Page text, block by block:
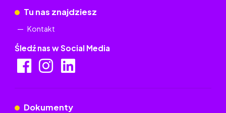
Tu nas znajdziesz
Kontakt
Śledź nas w Social Media
Dokumenty